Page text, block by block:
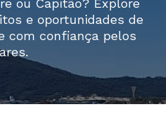
e oportunidades de
com confiança pelos